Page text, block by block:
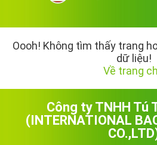
Oooh! Không tìm thấy trang
dữ liệu!
Về trang
Công ty TNHH Tú
(INTERNATIONAL